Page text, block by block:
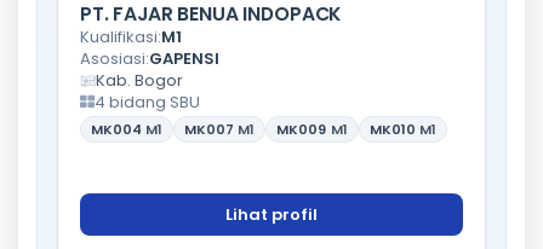
PT. FAJAR BENUA INDOPACK
Kualifikasi:M1
Asosiasi:GAPENSI
Kab. Bogor
4 bidang SBU
MK004 M1 MK007 M1 MK009 M1 MK010 M1
Lihat profil